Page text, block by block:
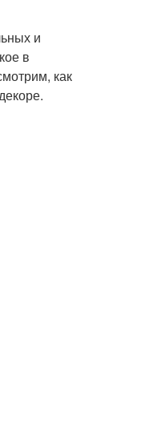
и
в
как